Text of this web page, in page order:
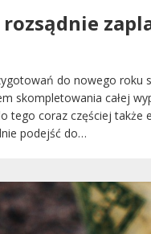
do nowego roku
skompletowania całej
tego coraz częściej
podejść do…